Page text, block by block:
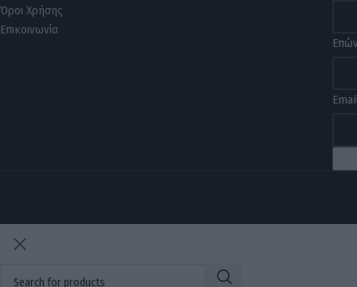
Όροι Χρήσης
Επικοινωνία